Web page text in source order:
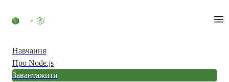
Навчання
Про Node.js
Завантажити